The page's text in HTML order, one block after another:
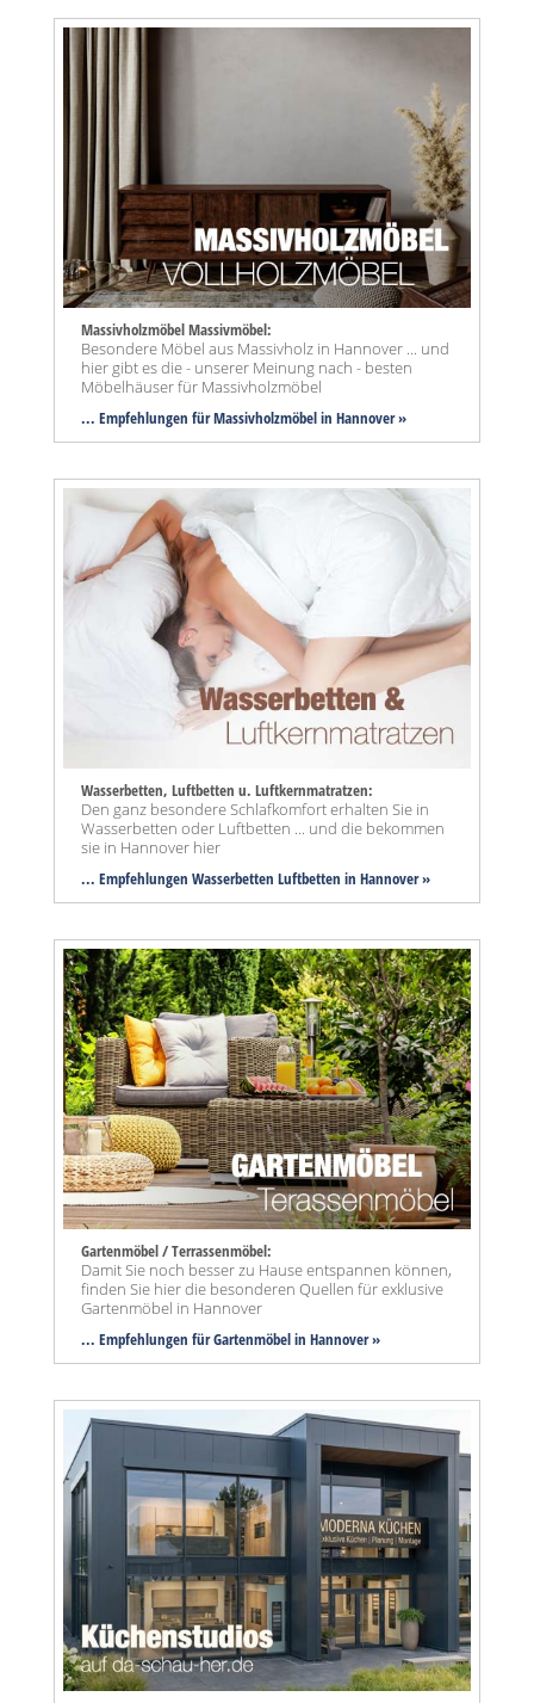
Massivholzmöbel Massivmöbel:
Besondere Möbel aus Massivholz in Hannover ... und
hier gibt es die - unserer Meinung nach - besten
Möbelhäuser für Massivholzmöbel
... Empfehlungen für Massivholzmöbel in Hannover »
Wasserbetten, Luftbetten u. Luftkernmatratzen:
Den ganz besondere Schlafkomfort erhalten Sie in
Wasserbetten oder Luftbetten ... und die bekommen
sie in Hannover hier
... Empfehlungen Wasserbetten Luftbetten in Hannover »
Gartenmöbel / Terrassenmöbel:
Damit Sie noch besser zu Hause entspannen können,
finden Sie hier die besonderen Quellen für exklusive
Gartenmöbel in Hannover
... Empfehlungen für Gartenmöbel in Hannover »